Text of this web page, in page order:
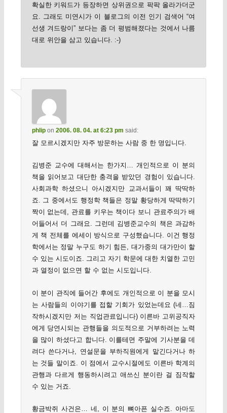
확실한 키워드가 등장하면 상위권으로 팍팍 올라가더군
요. 그래도 미연시가 이 블로그의 이전 인기 검색어 “여
선생 겨드랑이” 보다는 좀 더 평범해졌다는 것에서 나름
대로 위안을 삼고 있습니다. :-)
phlipon 2006. 08. 04. at 6:23 pm said:
잘 모르시겠지만 자주 방문하는 사람 중 한 명입니다.
김병준 교수에 대해서는 한가지… 개인적으로 이 분의
책을 읽어보고 대단한 충격을 받았던 경험이 있습니다.
사회과학 하셨으니 아시겠지만 교과서들이 꽤 딱딱하
죠. 그 중에서도 행정학 책들은 정말 황당하게 딱딱하기
짝이 없는데, 관료를 키우는 책이다 보니 관료주의가 배
어들어서 더 그래요. 그런데 김병준교수의 책은 과감하
게 책 전체를 에세이 방식으로 구성했습니다. 이건 행정
학에서는 정말 누구도 하기 힘든, 대가중의 대가만이 할
수 있는 시도이죠. 그리고 자기 학문에 대한 치열한 고민
과 열정이 없으면 할 수 없는 시도입니다.
이 분이 관직에 들어간 후에도 개인적으로 이 분을 모시
는 사람들의 이야기를 접할 기회가 있었는데요 (네…짐
작하시겠지만 저는 직업관료입니다) 이른바 고위공직자
에게 당연시되는 관행들을 의도적으로 거부하려는 노력
을 많이 하셨다고 합니다. 이를테면 주말에 기사분을 데
려다 쓴다거나, 연설문을 부하직원에게 맡긴다거나 하
는 것들 말이죠. 이 점에서 교수시절에도 이른바 학계의
관행과 다르게 행동하시려고 애쓰신 분이란 걸 짐작할
수 있는 거죠.
황금박쥐 사건은… 네, 이 분의 뼈아픈 실수죠. 아마도